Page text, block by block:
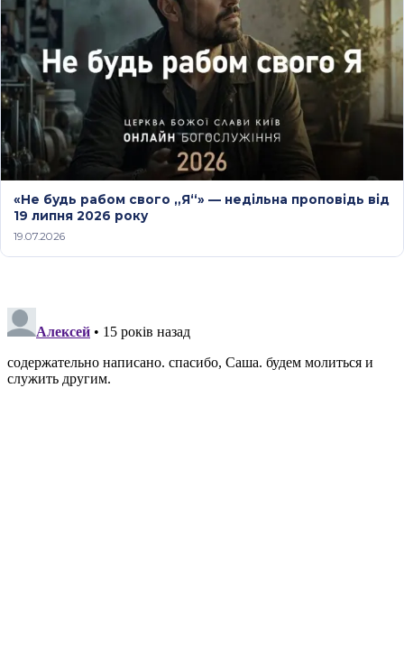
«Не будь рабом свого „Я“» — недільна проповідь від
19 липня 2026 року
19.07.2026